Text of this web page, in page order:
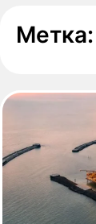
Метка: